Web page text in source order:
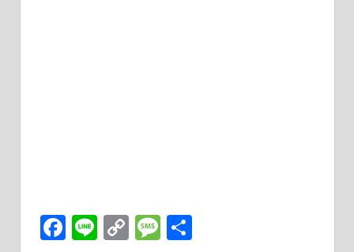
Facebook
LineCopyMessage
共